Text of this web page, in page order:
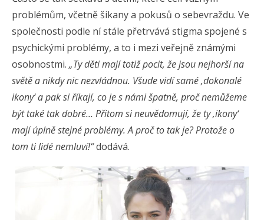
problémům, včetně šikany a pokusů o sebevraždu. Ve
společnosti podle ní stále přetrvává stigma spojené s
psychickými problémy, a to i mezi veřejně známými
osobnostmi. „Ty děti mají totiž pocit, že jsou nejhorší na
světě a nikdy nic nezvládnou. Všude vidí samé ‚dokonalé
ikony‘ a pak si říkají, co je s námi špatně, proč nemůžeme
být také tak dobré… Přitom si neuvědomují, že ty ‚ikony‘
mají úplně stejné problémy. A proč to tak je? Protože o
tom ti lidé nemluví!“dodává.